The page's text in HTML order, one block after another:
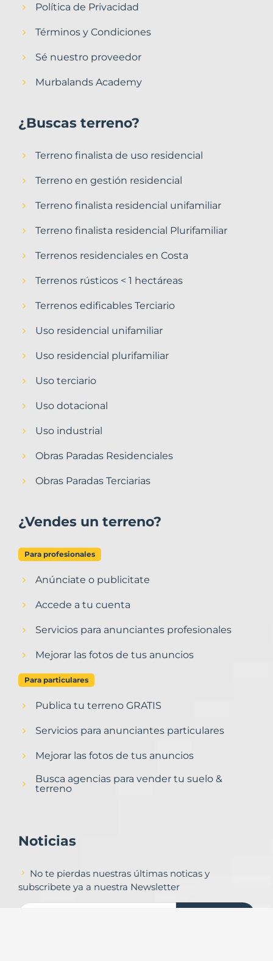
Política de Privacidad
Términos y Condiciones
Sé nuestro proveedor
Murbalands Academy
¿Buscas terreno?
Terreno finalista de uso residencial
Terreno en gestión residencial
Terreno finalista residencial unifamiliar
Terreno finalista residencial Plurifamiliar
Terrenos residenciales en Costa
Terrenos rústicos < 1 hectáreas
Terrenos edificables Terciario
Uso residencial unifamiliar
Uso residencial plurifamiliar
Uso terciario
Uso dotacional
Uso industrial
Obras Paradas Residenciales
Obras Paradas Terciarias
¿Vendes un terreno?
Para profesionales
Anúnciate o publicitate
Accede a tu cuenta
Servicios para anunciantes profesionales
Mejorar las fotos de tus anuncios
Para particulares
Publica tu terreno GRATIS
Servicios para anunciantes particulares
Mejorar las fotos de tus anuncios
Busca agencias para vender tu suelo &
terreno
Noticias
No te pierdas nuestras últimas noticas y
subscribete ya a nuestra Newsletter